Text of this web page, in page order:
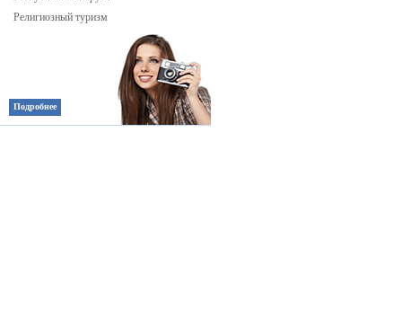
Религиозный туризм
Подробнее